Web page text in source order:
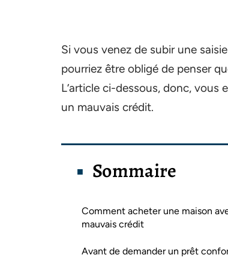
Si vous venez de subir une
pourriez être obligé de penser
L’article ci-dessous, donc,
un mauvais crédit.
Sommaire
Comment acheter une maison
mauvais crédit
Avant de demander un prêt